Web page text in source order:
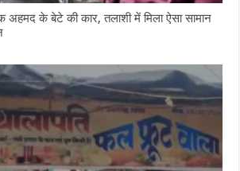
अहमद के बेटे की कार, तलाशी में मिला ऐसा सामान